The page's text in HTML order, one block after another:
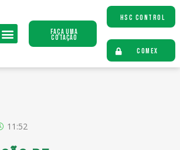
Faça uma
Cotação
HSC CONTROL
COMEX
11:52